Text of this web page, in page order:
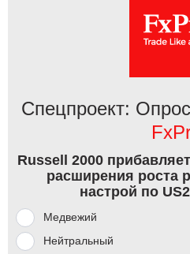
Спецпроект:
Russell 2000
расширения роста
настрой по
Медвежий
Нейтральный